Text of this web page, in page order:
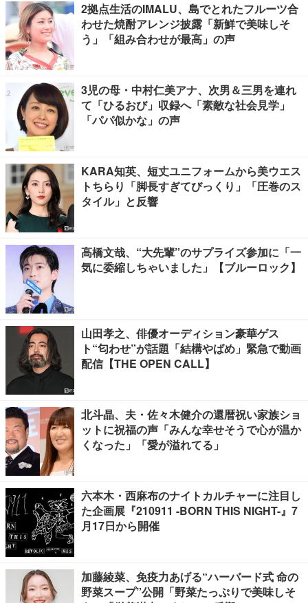
2拠点生活のIMALU、島でとれたフルーツ合
わせた焼酎アレンジ披露「新鮮で美味しそ
う」「組み合わせが最高」の声
3児の母・中村仁美アナ、次男＆三男を連れ
て「ひるおび」収録へ「素敵な社会見学」
「パパ似かな」の声
KARA知英、短丈ユニフォームから美ウエス
トちらり「脚長すぎてびっくり」「圧巻のス
タイル」と反響
高橋文哉、“大先輩”のサプライズ参加に「一
気に委縮しちゃいました」【ブルーロック】
山田孝之、俳優オーディション豪華ゲス
ト“匂わせ”が話題「結構やばめ」緊急で動画
配信【THE OPEN CALL】
北斗晶、夫・佐々木健介の還暦祝い家族ショ
ットに祝福の声「みんな幸せそうで心が温か
くなった」「愛が溢れてる」
六本木・西麻布のナイトカルチャーに注目し
た企画展『210911 -BORN THIS NIGHT-』7
月17日から開催
加藤綾菜、免疫力あげる“ハーバード式 命の
野菜スープ”公開「野菜たっぷりで美味しそ